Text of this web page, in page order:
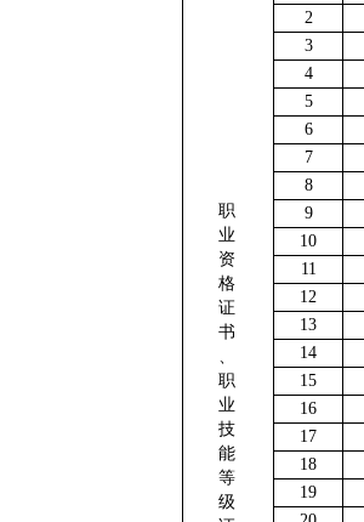
职
业
资
格
证
书
、
职
业
技
能
等
级
2
3
4
5
6
7
8
9
10
11
12
13
14
15
16
17
18
19